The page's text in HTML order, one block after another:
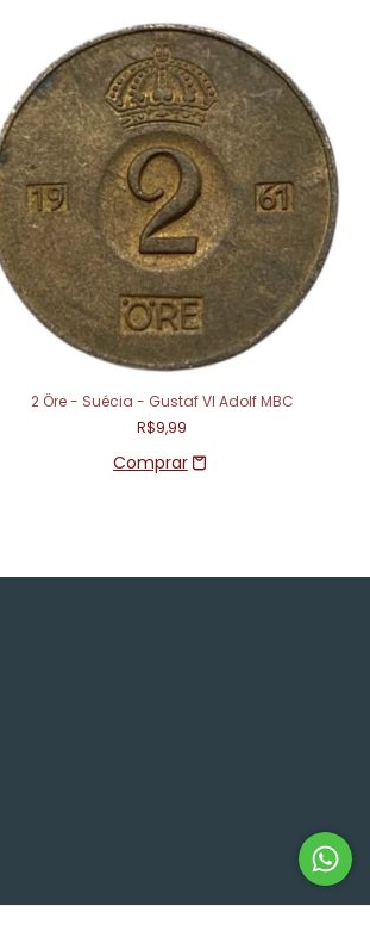
2 Öre - Suécia - Gustaf VI Adolf MBC
R$9,99